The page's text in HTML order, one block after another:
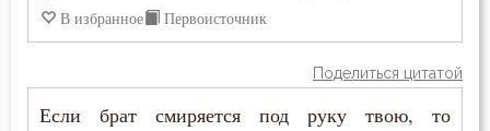
Плач
Подвиг
В избранное Первоисточник
Поделиться цитатой
Если брат смиряется под руку твою, то